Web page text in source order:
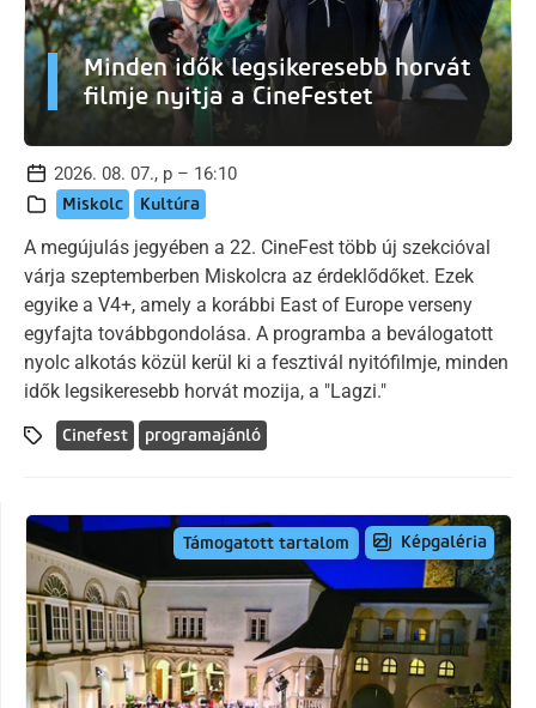
Minden idők legsikeresebb horvát
filmje nyitja a CineFestet
2026. 08. 07., p – 16:10
Miskolc Kultúra
A megújulás jegyében a 22. CineFest több új szekcióval
várja szeptemberben Miskolcra az érdeklődőket. Ezek
egyike a V4+, amely a korábbi East of Europe verseny
egyfajta továbbgondolása. A programba a beválogatott
nyolc alkotás közül kerül ki a fesztivál nyitófilmje, minden
idők legsikeresebb horvát mozija, a "Lagzi."
Cinefest programajánló
Támogatott tartalom Képgaléria